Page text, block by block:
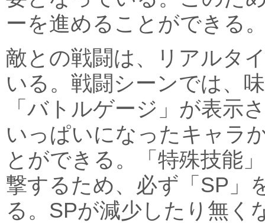
ーを進めることができる
敵との戦闘は、リアルタ
いる。戦闘シーンでは、
「バトルゲージ」が表示
いっぱいになったキャラ
とができる。「特殊技能
撃するため、必ず「SP」
る。SPが減少したり無く